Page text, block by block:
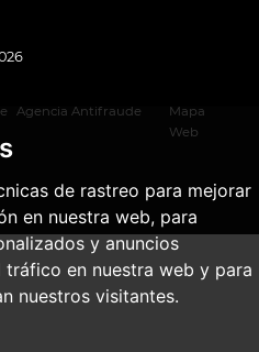
de rastreo para mejorar
en nuestra web, para
y anuncios
en nuestra web y para
nuestros visitantes.
Agencia Antifraude
Mapa
Web